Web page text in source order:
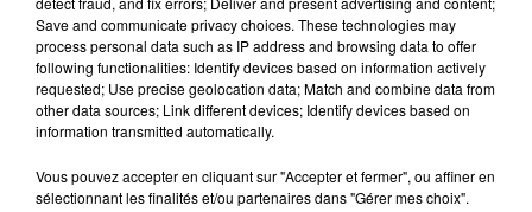
11h37
LA CENTRALE NUCLÉAIRE DE CHOOZ
TOUJOURS À L'ARRÊT
Cela fait déjà une semaine que la centrale
nucléaire ardennaise est à l'arrêt. Une situation
justifiée par la sécheresse intense qui est toujours
présente.
Save and communicate privacy choices. These technologies may
process personal data such as IP address and browsing data to offer
following functionalities: Identify devices based on information actively
requested; Use precise geolocation data; Match and combine data from
other data sources; Link different devices; Identify devices based on
information transmitted automatically.
Vous pouvez accepter en cliquant sur "Accepter et fermer", ou affiner en
sélectionnant les finalités et/ou partenaires dans "Gérer mes choix".